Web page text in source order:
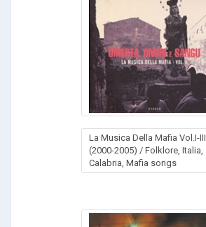
La Musica Della Mafia Vol.I-III
(2000-2005) / Folklore, Italia,
Calabria, Mafia songs